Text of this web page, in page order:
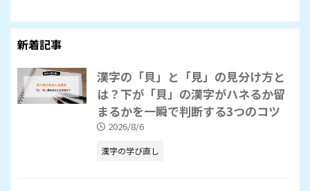
新着記事
漢字の「貝」と「見」の見分け方と
は？下が「貝」の漢字がハネるか留
まるかを一瞬で判断する3つのコツ
2026/8/6
漢字の学び直し